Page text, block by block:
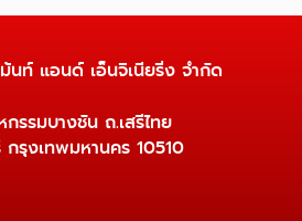
นท์ แอนด์ เอ็นจิเนียริ่ง จำกัด
รรมบางชัน ถ.เสรีไทย
รุงเทพมหานคร 10510